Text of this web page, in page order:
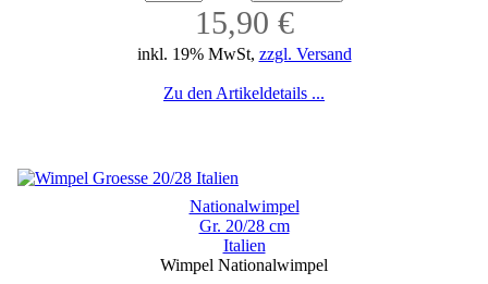
15,90 €
inkl. 19% MwSt, zzgl. Versand
Zu den Artikeldetails ...
Nationalwimpel
Gr. 20/28 cm
Italien
Wimpel Nationalwimpel